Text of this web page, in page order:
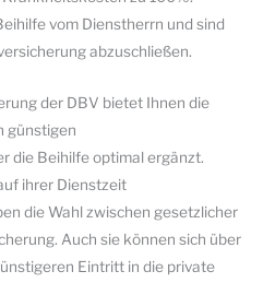
vom Dienstherrn und sind
abzuschließen.
der DBV bietet Ihnen die
günstigen
die Beihilfe optimal ergänzt.
ihrer Dienstzeit
die Wahl zwischen gesetzlicher
Auch sie können sich über
Eintritt in die private